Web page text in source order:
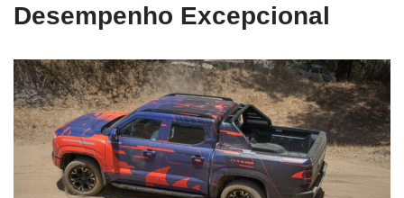
Desempenho Excepcional